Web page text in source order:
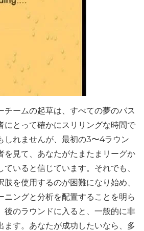
チームの起草は、すべての夢のバス
にとって確かにスリリングな時間で
しれませんが、最初の3〜4ラウン
を見て、あなたがたまたまリーグか
いると信じています。それでも、
を使用するのが困難になり始め、
ニングと分析を配置することを明ら
後のラウンドに入ると、一般的に非
ます。あなたが成功したいなら、多